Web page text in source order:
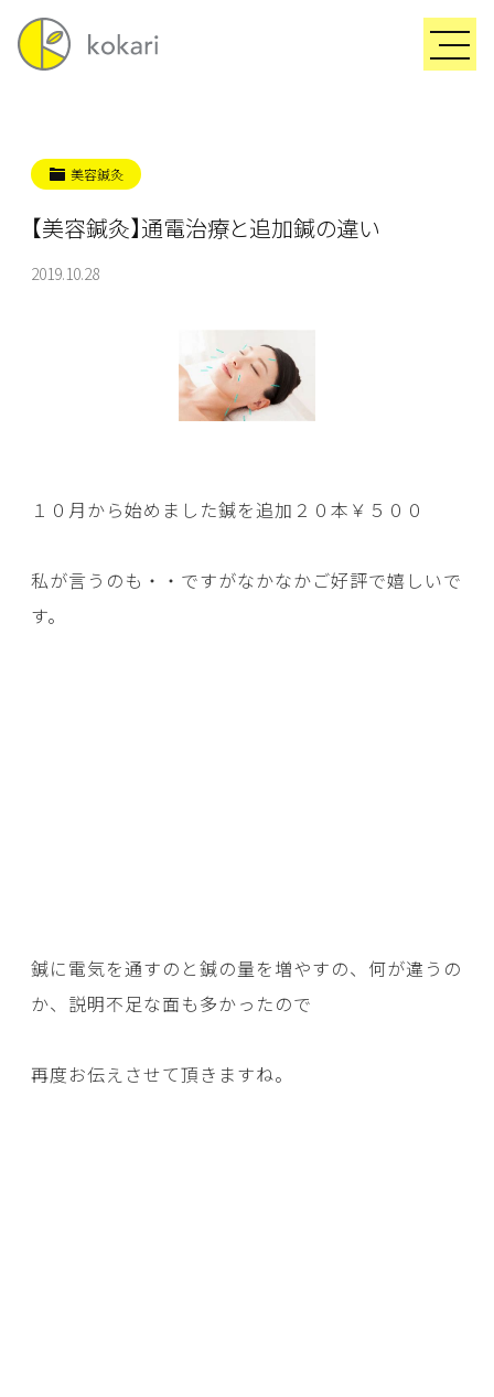
美容鍼灸
【美容鍼灸】通電治療と追加鍼の違い
2019.10.28
１０月から始めました鍼を追加２０本￥５００
私が言うのも・・ですがなかなかご好評で嬉しいで
す。
鍼に電気を通すのと鍼の量を増やすの、何が違うの
か、説明不足な面も多かったので
再度お伝えさせて頂きますね。